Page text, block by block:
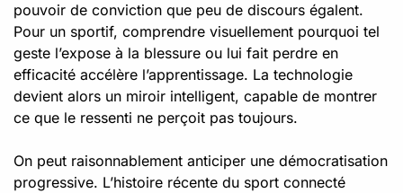
pouvoir de conviction que peu de discours égalent.
Pour un sportif, comprendre visuellement pourquoi tel
geste l’expose à la blessure ou lui fait perdre en
efficacité accélère l’apprentissage. La technologie
devient alors un miroir intelligent, capable de montrer
ce que le ressenti ne perçoit pas toujours.
On peut raisonnablement anticiper une démocratisation
progressive. L’histoire récente du sport connecté